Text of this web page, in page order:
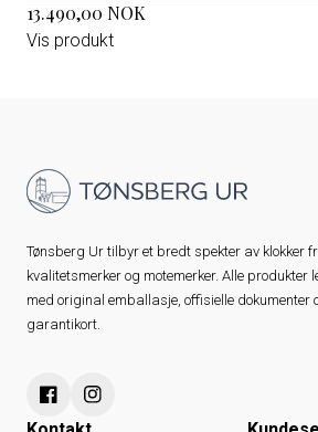
13.490,00 NOK
Vis produkt
Tønsberg Ur tilbyr et bredt spekter av klokker
kvalitetsmerker og motemerker. Alle produkter
med original emballasje, offisielle dokumenter
garantikort.